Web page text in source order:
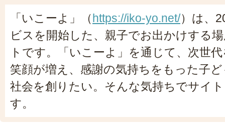
「いこーよ」（https://iko-yo.net/）は、
ビスを開始した、親子でお出かけする
トです。「いこーよ」を通じて、次世
笑顔が増え、感謝の気持ちをもった子
社会を創りたい。そんな気持ちでサイ
す。